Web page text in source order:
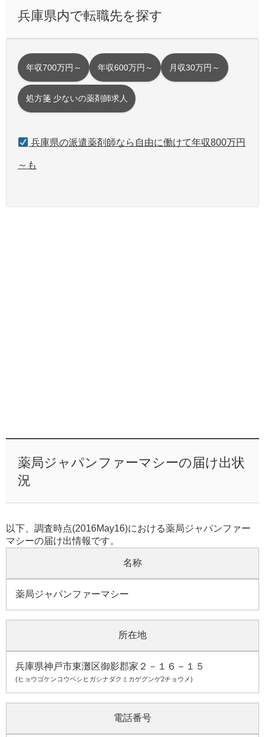
兵庫県内で転職先を探す
年収700万円～ 年収600万円～ 月収30万円～
処方箋 少ないの薬剤師求人
兵庫県の派遣薬剤師なら自由に働けて年収800万円
～も
薬局ジャパンファーマシーの届け出状
況
以下、調査時点(2016May16)における薬局ジャパンファー
マシーの届け出情報です。
名称
薬局ジャパンファーマシー
所在地
兵庫県神戸市東灘区御影郡家２－１６－１５
(ヒョウゴケンコウベシヒガシナダクミカゲグンゲ2チョウメ)
電話番号